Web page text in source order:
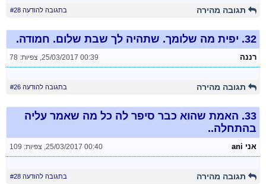
תגובה מהירה בתגובה להודעה #28
32. יפית מה שלומך. שתהיה לך שבת שלום. חמודה.
רננה 25/03/2017 00:39
, צפיות: 78
תגובה מהירה בתגובה להודעה #26
33. האמת שהוא כבר סיפר לה כל מה שאמר עליה
בהתחלה..
אני ani 25/03/2017 00:40
, צפיות: 109
תגובה מהירה בתגובה להודעה #28